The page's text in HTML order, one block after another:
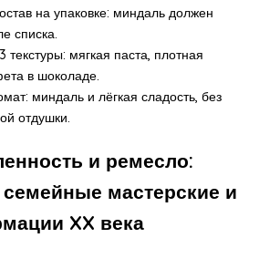
на упаковке: миндаль должен
списка.
текстуры: мягкая паста, плотная
в шоколаде.
миндаль и лёгкая сладость, без
отдушки.
и ремесло:
мастерские и
XX века